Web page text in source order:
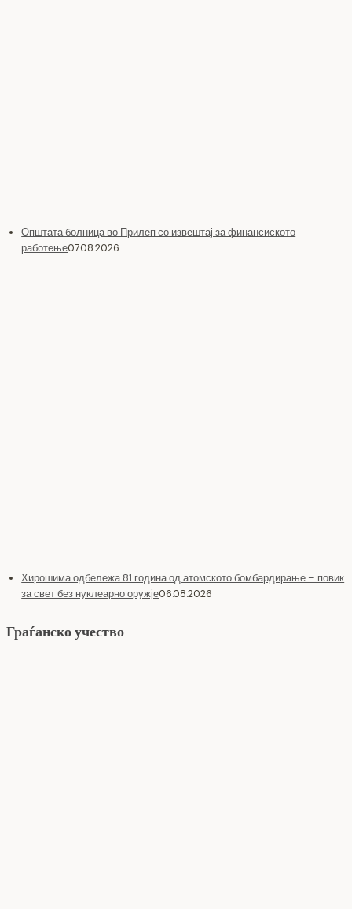
Општата болница во Прилеп со извештај за финансиското
работење07.08.2026
Хирошима одбележа 81 година од атомското бомбардирање – повик
за свет без нуклеарно оружје06.08.2026
Граѓанско учество